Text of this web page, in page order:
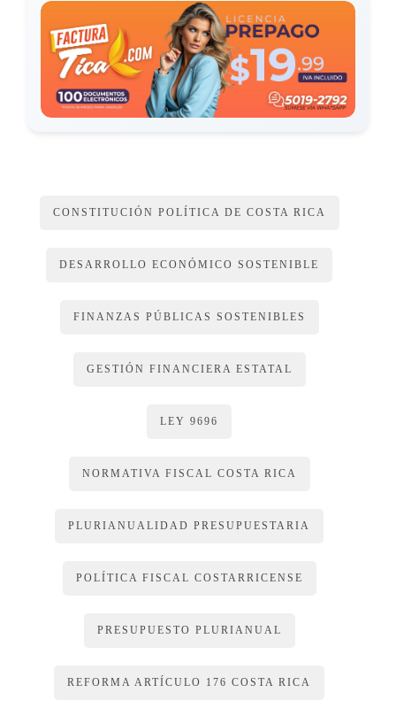
CONSTITUCIÓN POLÍTICA DE COSTA RICA
DESARROLLO ECONÓMICO SOSTENIBLE
FINANZAS PÚBLICAS SOSTENIBLES
GESTIÓN FINANCIERA ESTATAL
LEY 9696
NORMATIVA FISCAL COSTA RICA
PLURIANUALIDAD PRESUPUESTARIA
POLÍTICA FISCAL COSTARRICENSE
PRESUPUESTO PLURIANUAL
REFORMA ARTÍCULO 176 COSTA RICA